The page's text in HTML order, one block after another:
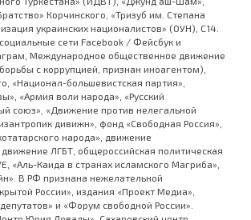
Корчинского, «Тризуб им. Степана
украинских националистов» (ОУН), С14.
сети Facebook / Фейсбук и
Международное общественное движение
с коррупцией, признан иноагентом),
«Национал-большевистская партия»,
«Армия воли народа», «Русский
союз», «Движение против нелегальной
дивижн», фонд «Свободная Россия»,
народа», движение
движение ЛГБТ, общероссийская политическая
«Аль-Каида в странах исламского Магриба»,
В РФ признана нежелательной
России», издания «Проект Медиа»,
и «Форум свободной России».